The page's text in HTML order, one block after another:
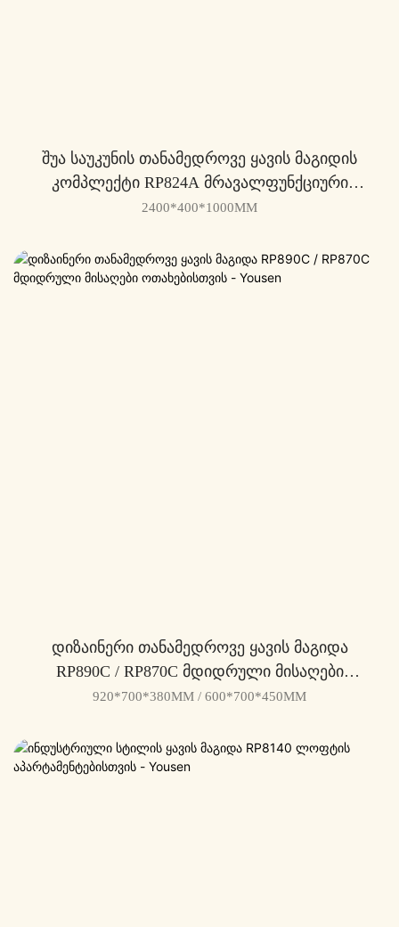
Შუა Საუკუნის Თანამედროვე Ყავის Მაგიდის
Კომპლექტი RP824A Მრავალფუნქციური
Გამოყენებისთვის - Yousen
2400*400*1000MM
Დიზაინერი Თანამედროვე Ყავის Მაგიდა
RP890C / RP870C Მდიდრული Მისაღები
Ოთახებისთვის - Yousen
920*700*380MM / 600*700*450MM